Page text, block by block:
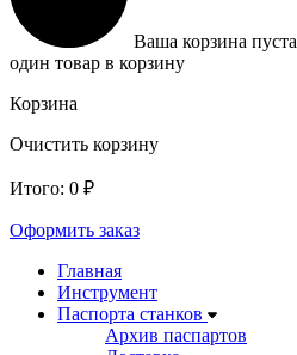
Ваша корзина пуста
один товар в корзину
Корзина
Очистить корзину
Итого: 0 ₽
Оформить заказ
Главная
Инструмент
Паспорта станков
Архив паспартов